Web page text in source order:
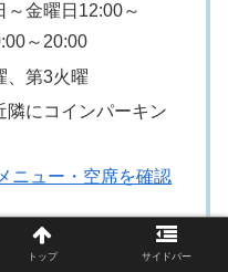
～金曜日12:00～
～20:00
、第3火曜
隣にコインパーキン
ニュー・空席を確認
トップ サイドバー